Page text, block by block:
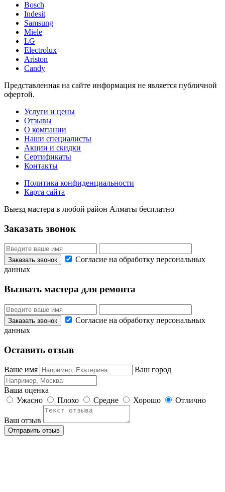
Bosch
Indesit
Samsung
Miele
LG
Electrolux
Ariston
Candy
Представленная на сайте информация не является публичной
офертой.
Услуги и цены
Отзывы
О компании
Наши специалисты
Акции и скидки
Сертификаты
Контакты
Политика конфиденциальности
Карта сайта
Выезд мастера в любой район Алматы бесплатно
Заказать звонок
Согласие на обработку персональных
данных
Вызвать мастера для ремонта
Согласие на обработку персональных
данных
Оставить отзыв
Ваше имя Ваш город
Ваша оценка
Ужасно
Плохо Средне Хорошо Отлично
Ваш отзыв
Отправить отзыв